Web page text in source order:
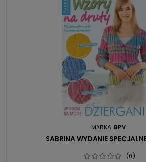
MARKA: BPV
SABRINA WYDANIE
(0)